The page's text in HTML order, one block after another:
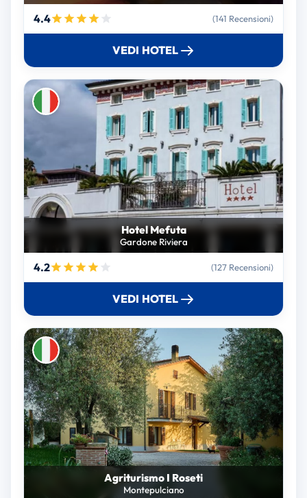
4.4 (141 Recensioni)
VEDI HOTEL
Hotel Mefuta
Gardone Riviera
4.2 (127 Recensioni)
VEDI HOTEL
Agriturismo I Roseti
Montepulciano